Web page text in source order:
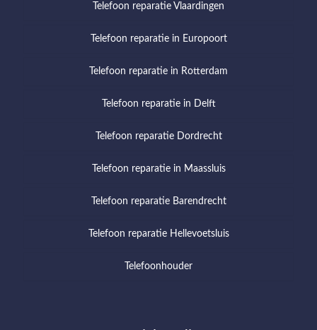
Telefoon reparatie Vlaardingen
Telefoon reparatie in Europoort
Telefoon reparatie in Rotterdam
Telefoon reparatie in Delft
Telefoon reparatie Dordrecht
Telefoon reparatie in Maassluis
Telefoon reparatie Barendrecht
Telefoon reparatie Hellevoetsluis
Telefoonhouder